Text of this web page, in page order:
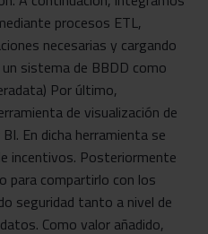
procesos ETL,
necesarias y cargando
sistema de BBDD como
Por último,
de visualización de
En dicha herramienta se
incentivos. Posteriormente
para compartirlo con los
seguridad tanto a nivel de
Como valor añadido,